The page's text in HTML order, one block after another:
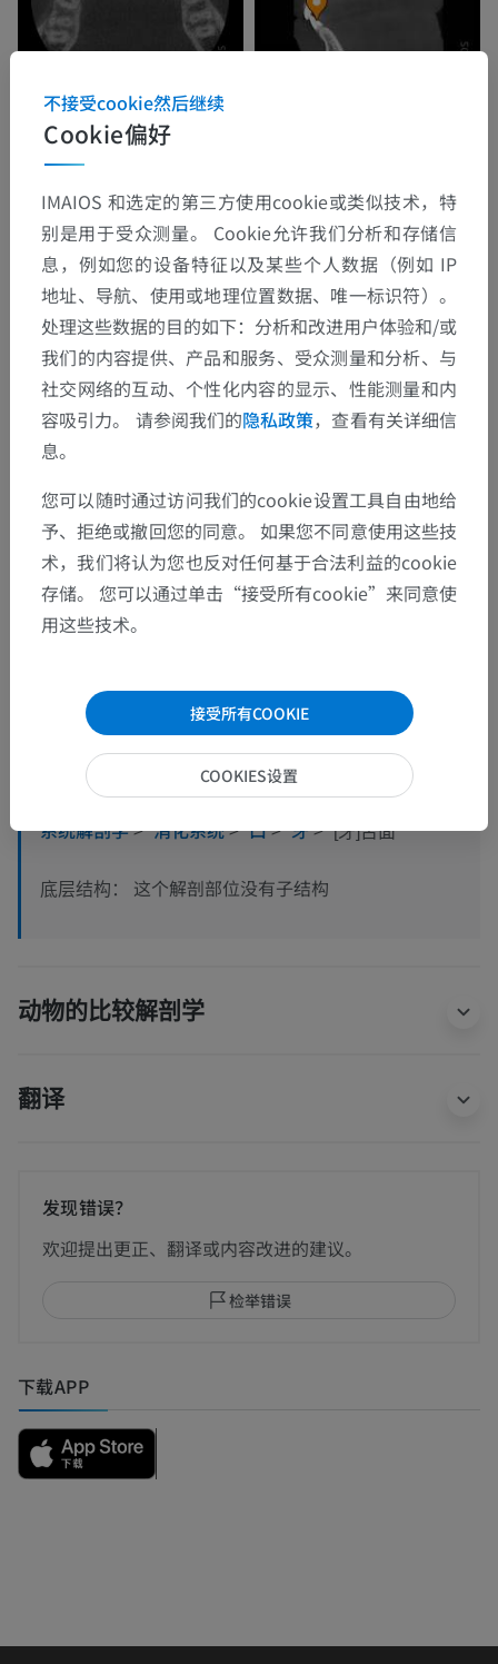
解剖层次
人体解剖学2
人体解剖学1
系统解剖学> 消化系统> 口> 牙> [牙]舌面
底层结构： 这个解剖部位没有子结构
动物的比较解剖学
翻译
发现错误？
欢迎提出更正、翻译或内容改进的建议。
检举错误
下载APP
Cookie偏好
不接受cookie然后继续
IMAIOS 和选定的第三方使用cookie或类似技术，特
别是用于受众测量。 Cookie允许我们分析和存储信
息，例如您的设备特征以及某些个人数据（例如 IP
地址、导航、使用或地理位置数据、唯一标识符）。
处理这些数据的目的如下：分析和改进用户体验和/或
我们的内容提供、产品和服务、受众测量和分析、与
社交网络的互动、个性化内容的显示、性能测量和内
容吸引力。 请参阅我们的隐私政策，查看有关详细信
息。
您可以随时通过访问我们的cookie设置工具自由地给
予、拒绝或撤回您的同意。 如果您不同意使用这些技
术，我们将认为您也反对任何基于合法利益的cookie
存储。 您可以通过单击“接受所有cookie”来同意使
用这些技术。
接受所有COOKIE
COOKIES设置